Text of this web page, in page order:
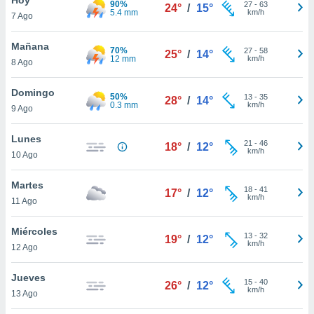
y
en
más
de
7 Ago
90%
5.4 mm
24° / 15° 27- 63
km/h
Mañana
8 Ago
70%
12 mm
25° / 14° 27- 58
km/h
Domingo
9 Ago
50%
0.3 mm
28° / 14° 13- 35
km/h
Lunes
10 Ago
18° / 12° 21 - 46
km/h
Martes
11 Ago
17° / 12° 18- 41
km/h
Miércoles
12 Ago
19° / 12° 13- 32
km/h
Jueves
13 Ago
26° / 12° 15- 40
km/h